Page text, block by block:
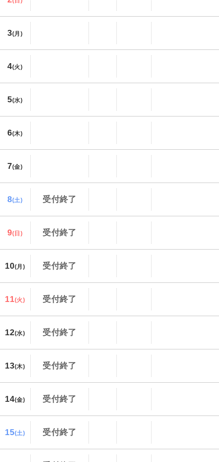
3(月)
4(火)
5(水)
6(木)
7(金)
8(土) 受付終了
9(日) 受付終了
10(月) 受付終了
11(火) 受付終了
12(水) 受付終了
13(木) 受付終了
14(金) 受付終了
15(土) 受付終了